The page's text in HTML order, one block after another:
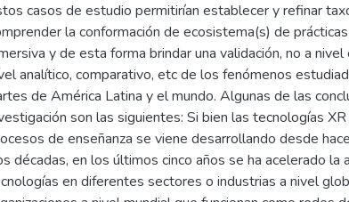
casos de estudio permitirían establecer y refinar
la conformación de ecosistema(s) de
y de esta forma brindar una validación, no a
analítico, comparativo, etc de los fenómenos
de América Latina y el mundo. Algunas de las
son las siguientes: Si bien las tecnologías XR
de enseñanza se viene desarrollando desde
décadas, en los últimos cinco años se ha acelerado la
en diferentes sectores o industrias a nivel